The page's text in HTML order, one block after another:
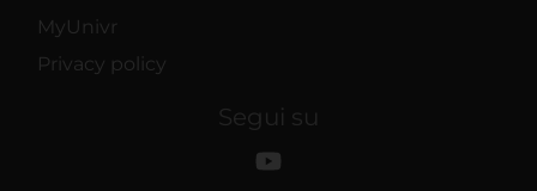
MyUnivr
Privacy policy
Segui su